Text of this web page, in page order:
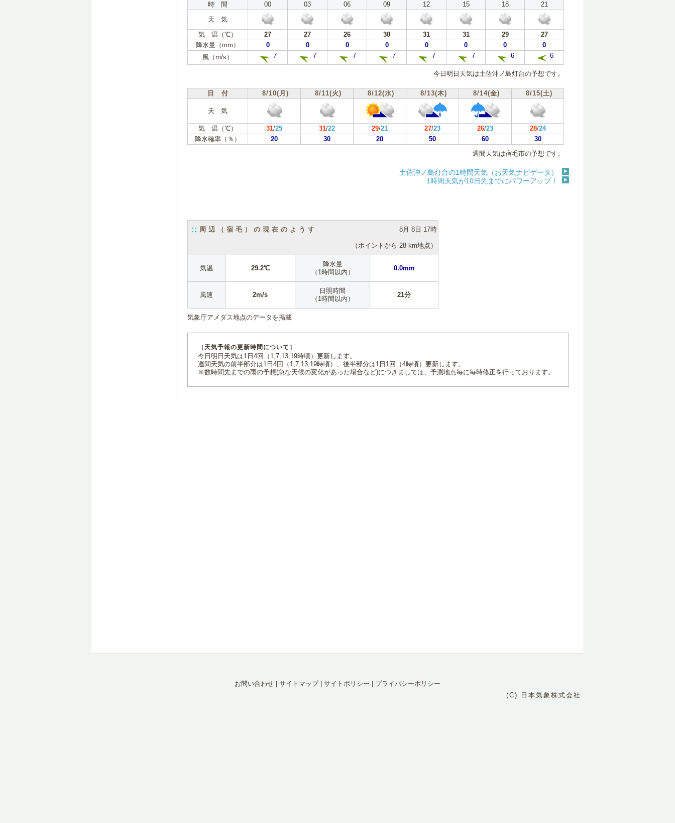
時 間
00 03 06 09 12 15 18
21
天 気
気 温（℃）
27 27 26 30 31 31 29
27
降水量（mm）
0 0 0 0 0 0 0
0
風（m/s）
7 7 7 7 7 7 6 6
今日明日天気は土佐沖ノ島灯台の予想です。
日 付 8/10(月) 8/11(火) 8/12(水) 8/13(木) 8/14(金) 8/15(土)
天 気
気 温（℃） 31/25 31/22 29/21 27/23 26/23 28/24
降水確率（％）
20 30 20 50 60
30
週間天気は宿毛市の予想です。
土佐沖ノ島灯台の1時間天気（お天気ナビゲータ）
1時間天気が10日先までにパワーアップ！
周辺（宿毛）の現在のようす 8月 8日 17時
（ポイントから 28 km地点）
気温 29.2℃
降水量
（1時間以内）
0.0mm
風速 2m/s
日照時間
（1時間以内）
21分
気象庁アメダス地点のデータを掲載
［天気予報の更新時間について］
今日明日天気は1日4回（1,7,13,19時頃）更新します。
週間天気の前半部分は1日4回（1,7,13,19時頃）、後半部分は1日1回（4時頃）更新します。
※数時間先までの雨の予想(急な天候の変化があった場合など)につきましては、予測地点毎に毎時修正を行っております。
お問い合わせ サイトマップ| サイトポリシー
プライバシーポリシー
(C) 日本気象株式会社